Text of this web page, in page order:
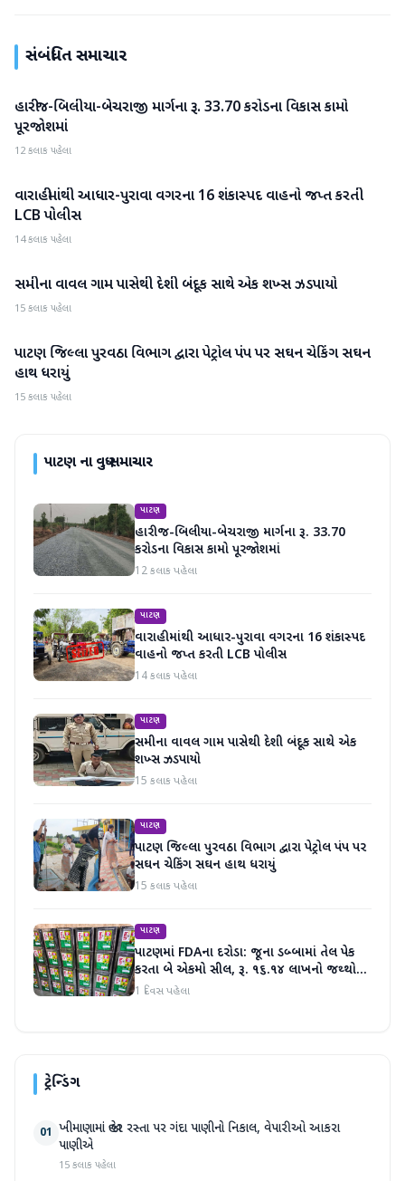
સંબંધિત સમાચાર
પાટણ
હારીજ-બિલીયા-બેચરાજી માર્ગના રૂ. 33.70 કરોડના વિકાસ કામો
પૂરજોશમાં
12 કલાક પહેલા
પાટણ
વારાહીમાંથી આધાર-પુરાવા વગરના 16 શંકાસ્પદ વાહનો જપ્ત કરતી
LCB પોલીસ
14 કલાક પહેલા
પાટણ
સમીના વાવલ ગામ પાસેથી દેશી બંદૂક સાથે એક શખ્સ ઝડપાયો
15 કલાક પહેલા
પાટણ
પાટણ જિલ્લા પુરવઠા વિભાગ દ્વારા પેટ્રોલ પંપ પર સઘન ચેકિંગ સઘન
હાથ ધરાયું
15 કલાક પહેલા
પાટણના વધુ સમાચાર
પાટણ
હારીજ-બિલીયા-બેચરાજી માર્ગના રૂ. 33.70
કરોડના વિકાસ કામો પૂરજોશમાં
12 કલાક પહેલા
પાટણ
વારાહીમાંથી આધાર-પુરાવા વગરના 16 શંકાસ્પદ
વાહનો જપ્ત કરતી LCB પોલીસ
14 કલાક પહેલા
પાટણ
સમીના વાવલ ગામ પાસેથી દેશી બંદૂક સાથે એક
શખ્સ ઝડપાયો
15 કલાક પહેલા
પાટણ
પાટણ જિલ્લા પુરવઠા વિભાગ દ્વારા પેટ્રોલ પંપ પર
સઘન ચેકિંગ સઘન હાથ ધરાયું
15 કલાક પહેલા
પાટણ
પાટણમાં FDAના દરોડા: જૂના ડબ્બામાં તેલ પેક
કરતા બે એકમો સીલ, રૂ. ૧૬.૧૪ લાખનો જથ્થો
જપ્ત
1 દિવસ પહેલા
ટ્રેન્ડિંગ
01 ખીમાણામાં જાહેર રસ્તા પર ગંદા પાણીનો નિકાલ, વેપારીઓ આકરા
પાણીએ
15 કલાક પહેલા